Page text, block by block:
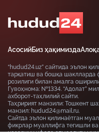
АсосийБиз ҳақимизда
“hudud24.uz” сайтида эълон
тарқатиш ва бошқа шаклларда
розилиги билан амалга
Гувоҳнома: №1334. “Адолат”
ахборот-таҳлилий сайти.
Таҳририят манзили: Тошкент
манзил: hudud24@mail.ru.
Сайтда эълон қилинаётган
фикрлар муаллифга тегишли
назарини ифода этмаслиги